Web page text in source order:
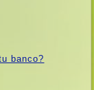
banco?